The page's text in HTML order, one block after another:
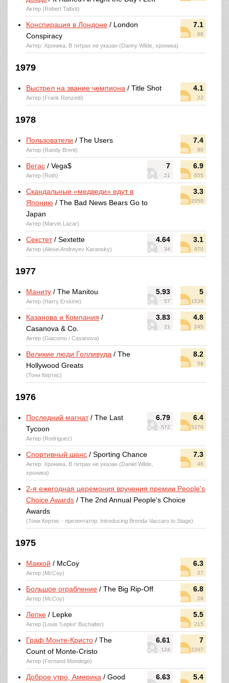
Актер (Robert Talbot)
7.1
68
Конспирация в Лондоне / London
Conspiracy
Актер: Хроника, В титрах не указан (Danny Wilde, хроника)
1979
4.1
22
Выстрел на звание чемпиона / Title Shot
Актер (Frank Renzetti)
1978
7.4
90
Пользователи / The Users
Актер (Randy Brent)
7
21
6.9
655
Вегас / Vega$
Актер (Roth)
3.3
2050
Скандальные «медведи» едут в
Японию / The Bad News Bears Go to
Japan
Актер (Marvin Lazar)
4.64
34
3.1
870
Секстет/ Sextette
Актер (Alexei Andreyev Karansky)
1977
5.93
57
5
1539
Маниту / The Manitou
Актер (Harry Erskine)
3.83
21
4.8
245
Казанова и Компания /
Casanova & Co.
Актер (Giacomo / Casanova)
8.2
58
Великие люди Голливуда / The
Hollywood Greats
(Тони Кертис)
1976
6.79
572
6.4
5270
Последний магнат/ The Last
Tycoon
Актер (Rodriguez)
7.3
46
Спортивный шанс / Sporting Chance
Актер: Хроника, В титрах не указан (Daniel Wilde,
хроника)
2-я ежегодная церемония вручения премии People's
Choice Awards / The 2nd Annual People's Choice
Awards
(Тони Кертис - презентатор: Introducing Brenda Vaccaro to Stage)
1975
6.3
27
Маккой / McCoy
Актер (McCoy)
6.8
29
Большое ограбление / The Big Rip-Off
Актер (McCoy)
5.5
215
Лепке / Lepke
Актер (Louis 'Lepke' Buchalter)
6.61
124
7
2267
Граф Монте-Кристо / The
Count of Monte-Cristo
Актер (Fernand Mondego)
6.63 5.4
Доброе утро, Америка / Good